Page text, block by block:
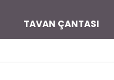
TAVAN ÇANTASI